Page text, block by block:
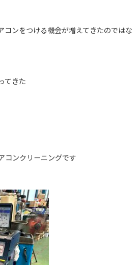
コンをつける機会が増えてきたのではな
てきた
コンクリーニングです